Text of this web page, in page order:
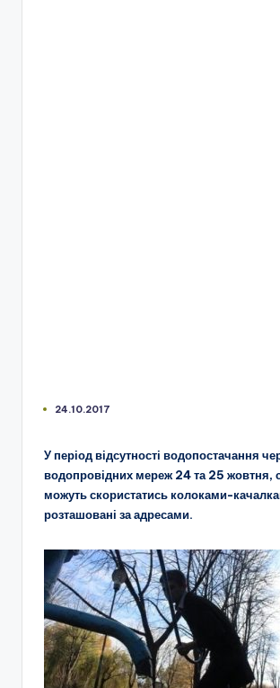
24.10.2017
У період відсутності водопостачання
водопровідних мереж 24 та 25 жовтня,
можуть скористатись колоками-
розташовані за адресами.